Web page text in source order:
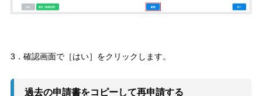
3．確認画面で［はい］をクリックします。
過去の申請書をコピーして再申請する